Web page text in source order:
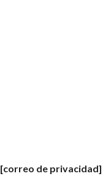
[correo de privacidad]